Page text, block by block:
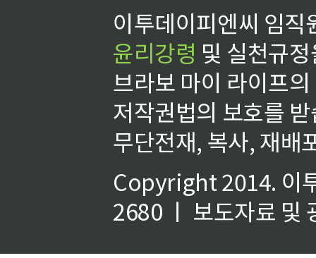
이투데이피엔씨 임
윤리강령 및 실천규
브라보 마이 라이프
저작권법의 보호를
무단전재, 복사, 재배
Copyright 2014. 이
2680 ㅣ 보도자료